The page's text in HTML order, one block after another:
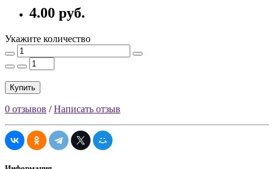
4.00 руб.
Укажите количество
Купить
0 отзывов /Написать отзыв